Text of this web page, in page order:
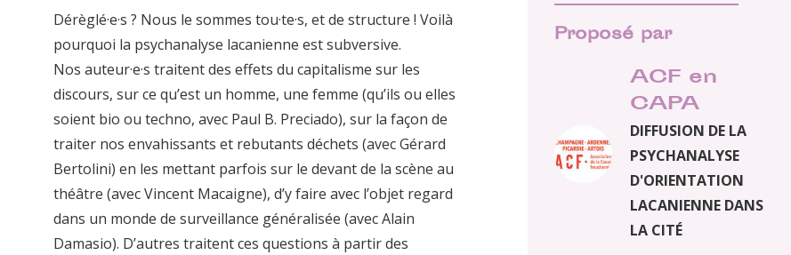
Proposé par
ACF en
CAPA
DIFFUSION DE LA
PSYCHANALYSE
D'ORIENTATION
LACANIENNE DANS
LA CITÉ
Dérèglé·e·s ? Nous le sommes tou·te·s, et de structure ! Voilà
pourquoi la psychanalyse lacanienne est subversive.
Nos auteur·e·s traitent des effets du capitalisme sur les
discours, sur ce qu’est un homme, une femme (qu’ils ou elles
soient bio ou techno, avec Paul B. Preciado), sur la façon de
traiter nos envahissants et rebutants déchets (avec Gérard
Bertolini) en les mettant parfois sur le devant de la scène au
théâtre (avec Vincent Macaigne), d’y faire avec l’objet regard
dans un monde de surveillance généralisée (avec Alain
Damasio). D’autres traitent ces questions à partir des